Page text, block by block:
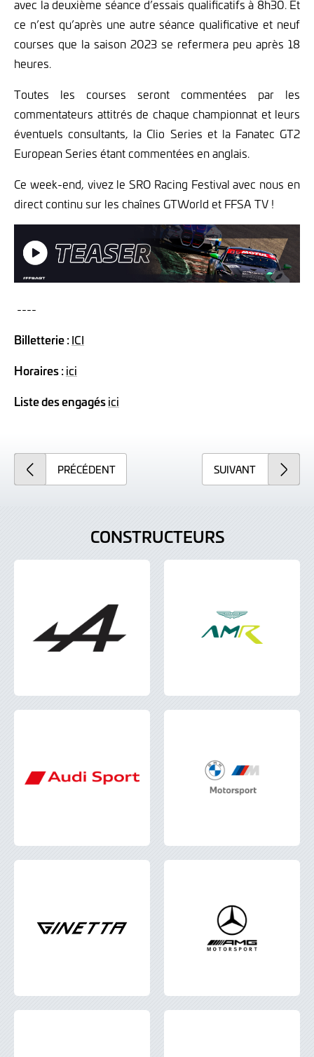
avec la deuxième séance d’essais qualificatifs à 8h30. Et
ce n’est qu’après une autre séance qualificative et neuf
courses que la saison 2023 se refermera peu après 18
heures.
Toutes les courses seront commentées par les
commentateurs attitrés de chaque championnat et leurs
éventuels consultants, la Clio Series et la Fanatec GT2
European Series étant commentées en anglais.
Ce week-end, vivez le SRO Racing Festival avec nous en
direct continu sur les chaînes GTWorld et FFSA TV !
----
Billetterie :ICI
Horaires :ici
Liste des engagésici
PRÉCÉDENT SUIVANT
CONSTRUCTEURS